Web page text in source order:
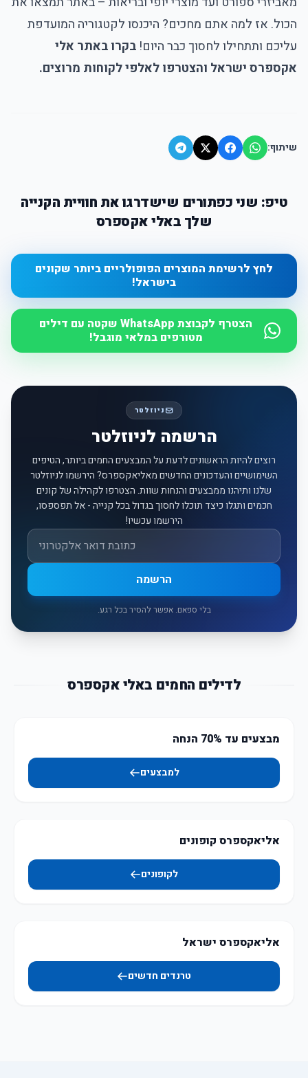
הכול. אז למה אתם מחכים? היכנסו לקטגוריה המועדפת
עליכם ותתחילו לחסוך כבר היום! בקרו באתר אלי
אקספרס ישראל והצטרפו לאלפי לקוחות מרוצים.
שיתוף:
טיפ: שני כפתורים שישדרגו את חוויית הקנייה
שלך באלי אקספרס
לחץ לרשימת המוצרים הפופולריים ביותר שקונים
בישראל!
הצטרף לקבוצת WhatsApp שקטה עם דילים
מטורפים במלאי מוגבל!
ניוזלטר
הרשמה לניוזלטר
רוצים להיות הראשונים לדעת על המבצעים החמים ביותר, הטיפים
השימושיים והעדכונים החדשים מאליאקספרס? הירשמו לניוזלטר
שלנו ותיהנו ממבצעים והנחות שוות. הצטרפו לקהילה של קונים
חכמים ותגלו כיצד תוכלו לחסוך בגדול בכל קנייה - אל תפספסו,
הירשמו עכשיו!
אימייל
הרשמה
בלי ספאם. אפשר להסיר בכל רגע.
לדילים החמים באלי אקספרס
מבצעים עד 70% הנחה
למבצעים
אליאקספרס קופונים
לקופונים
אליאקספרס ישראל
טרנדים חדשים